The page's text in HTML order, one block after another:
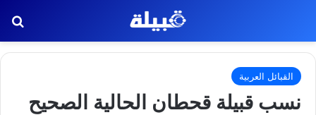
القبائل العربية
نسب قبيلة قحطان الحالية الصحيح